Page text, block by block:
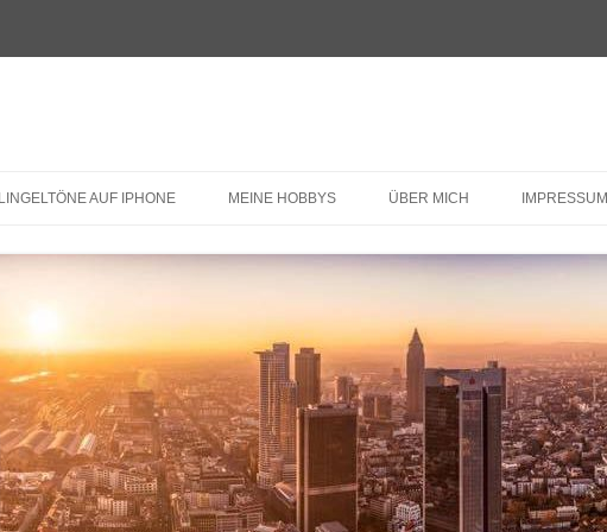
AUF IPHONE MEINE HOBBYS ÜBER MICH IMPRESSUM